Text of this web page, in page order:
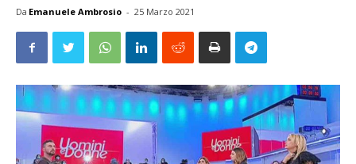
Da Emanuele Ambrosio - 25 Marzo 2021